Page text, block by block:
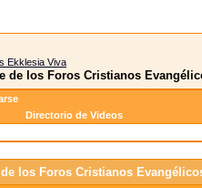
Ekklesia Viva
de los Foros Cristianos
Directorio de Videos
de los Foros Cristianos